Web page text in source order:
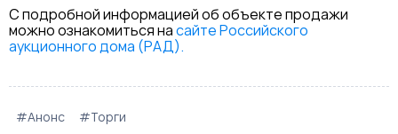
С подробной информацией об объекте продажи
можно ознакомиться насайте Российского
аукционного дома (РАД).
#Анонс #Торги